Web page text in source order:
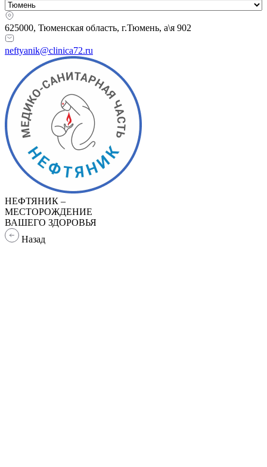
625000, Тюменская область, г.Тюмень, а\я 902
neftyanik@clinica72.ru
НЕФТЯНИК –
МЕСТОРОЖДЕНИЕ
ВАШЕГО ЗДОРОВЬЯ
Назад